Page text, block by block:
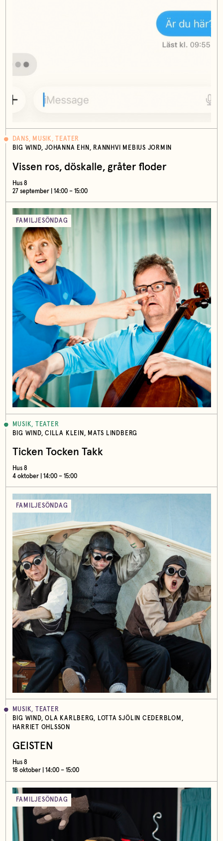
DANS, MUSIK, TEATER
BIG WIND, JOHANNA EHN, RANNHVI MEBIUS JORMIN
Vissen ros, döskalle, gråter floder
Hus 8
27 september | 14:00 – 15:00
FAMILJESÖNDAG
MUSIK, TEATER
BIG WIND, CILLA KLEIN, MATS LINDBERG
Ticken Tocken Takk
Hus 8
4 oktober | 14:00 – 15:00
FAMILJESÖNDAG
MUSIK, TEATER
BIG WIND, OLA KARLBERG, LOTTA SJÖLIN CEDERBLOM,
HARRIET OHLSSON
GEISTEN
Hus 8
18 oktober | 14:00 – 15:00
FAMILJESÖNDAG